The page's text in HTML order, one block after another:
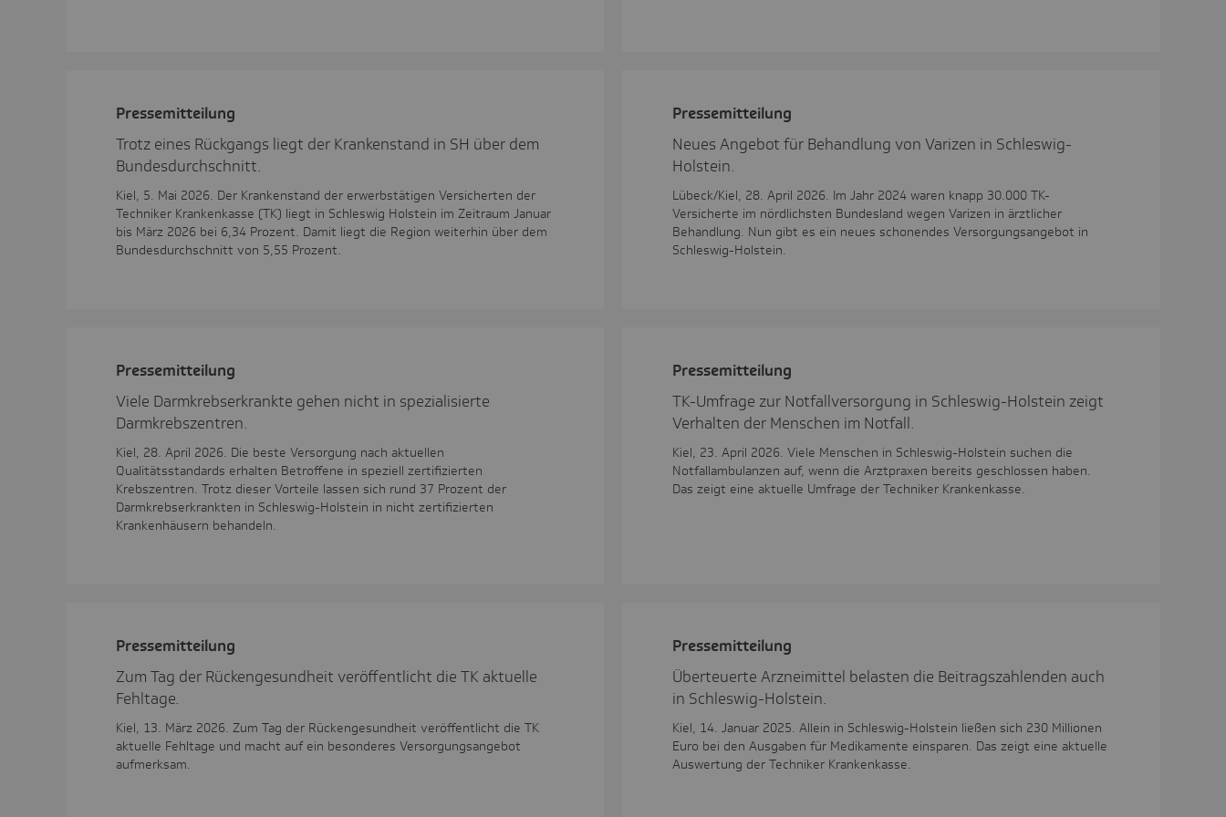
Pres­se­mit­tei­lung
Trotz eines Rückgangs liegt der Krankenstand in SH über dem
Bundesdurchschnitt.
Kiel, 5. Mai 2026. Der Krankenstand der erwerbstätigen Versicherten der
Techniker Krankenkasse (TK) liegt in Schleswig Holstein im Zeitraum Januar
bis März 2026 bei 6,34 Prozent. Damit liegt die Region weiterhin über dem
Bundesdurchschnitt von 5,55 Prozent.
Pres­se­mit­tei­lung
Neues Angebot für Behandlung von Varizen in Schleswig-
Holstein.
Lübeck/Kiel, 28. April 2026. Im Jahr 2024 waren knapp 30.000 TK-
Versicherte im nördlichsten Bundesland wegen Varizen in ärztlicher
Behandlung. Nun gibt es ein neues schonendes Versorgungsangebot in
Schleswig-Holstein.
Pres­se­mit­tei­lung
Viele Darmkrebserkrankte gehen nicht in spezialisierte
Darmkrebszentren.
Kiel, 28. April 2026. Die beste Versorgung nach aktuellen
Qualitätsstandards erhalten Betroffene in speziell zertifizierten
Krebszentren. Trotz dieser Vorteile lassen sich rund 37 Prozent der
Darmkrebserkrankten in Schleswig-Holstein in nicht zertifizierten
Krankenhäusern behandeln.
Pres­se­mit­tei­lung
TK-Umfrage zur Notfallversorgung in Schleswig-Holstein zeigt
Verhalten der Menschen im Notfall.
Kiel, 23. April 2026. Viele Menschen in Schleswig-Holstein suchen die
Notfallambulanzen auf, wenn die Arztpraxen bereits geschlossen haben.
Das zeigt eine aktuelle Umfrage der Techniker Krankenkasse.
Pres­se­mit­tei­lung
Zum Tag der Rückengesundheit veröffentlicht die TK aktuelle
Fehltage.
Kiel, 13. März 2026. Zum Tag der Rückengesundheit veröffentlicht die TK
aktuelle Fehltage und macht auf ein besonderes Versorgungsangebot
aufmerksam.
Pres­se­mit­tei­lung
Überteuerte Arzneimittel belasten die Beitragszahlenden auch
in Schleswig-Holstein.
Kiel, 14. Januar 2025. Allein in Schleswig-Holstein ließen sich 230 Millionen
Euro bei den Ausgaben für Medikamente einsparen. Das zeigt eine aktuelle
Auswertung der Techniker Krankenkasse.